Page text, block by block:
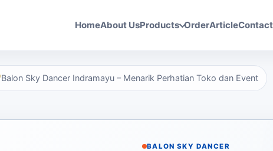
HomeAbout UsProducts OrderArticle
Balon Sky Dancer Indramayu – Menarik Perhatian Toko dan Event
BALON SKY DANCER